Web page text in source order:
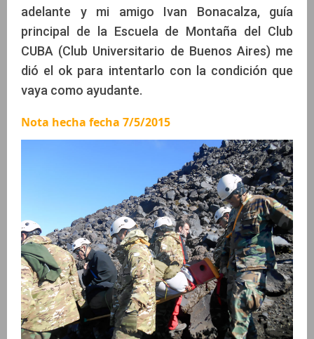
adelante y mi amigo Ivan Bonacalza, guía
principal de la Escuela de Montaña del Club
CUBA (Club Universitario de Buenos Aires) me
dió el ok para intentarlo con la condición que
vaya como ayudante.
Nota hecha fecha 7/5/2015